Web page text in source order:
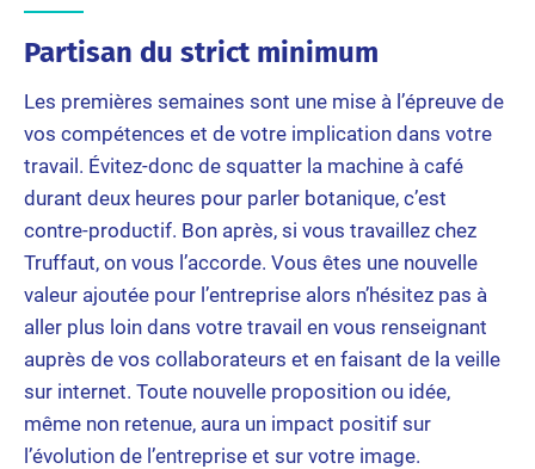
Partisan du strict minimum
Les premières semaines sont une mise à l’épreuve de
vos compétences et de votre implication dans votre
travail. Évitez-donc de squatter la machine à café
durant deux heures pour parler botanique, c’est
contre-productif. Bon après, si vous travaillez chez
Truffaut, on vous l’accorde. Vous êtes une nouvelle
valeur ajoutée pour l’entreprise alors n’hésitez pas à
aller plus loin dans votre travail en vous renseignant
auprès de vos collaborateurs et en faisant de la veille
sur internet. Toute nouvelle proposition ou idée,
même non retenue, aura un impact positif sur
l’évolution de l’entreprise et sur votre image.